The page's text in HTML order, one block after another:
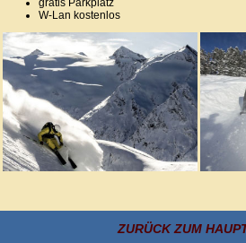
gratis Parkplatz
W-Lan kostenlos
ZURÜCK ZUM